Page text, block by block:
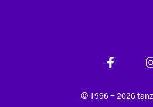
© 1996 - 2026